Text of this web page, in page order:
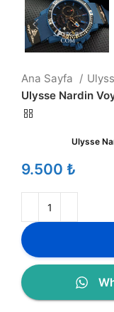
Ana Sayfa
Ulysse Nardin
Ulysse
₺